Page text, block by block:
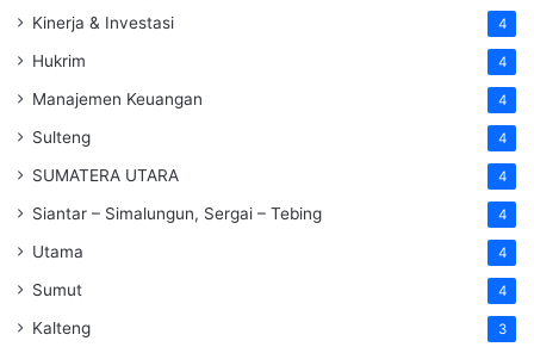
Kinerja & Investasi 4
Hukrim 4
Manajemen Keuangan 4
Sulteng 4
SUMATERA UTARA 4
Siantar – Simalungun, Sergai – Tebing 4
Utama 4
Sumut 4
Kalteng 3